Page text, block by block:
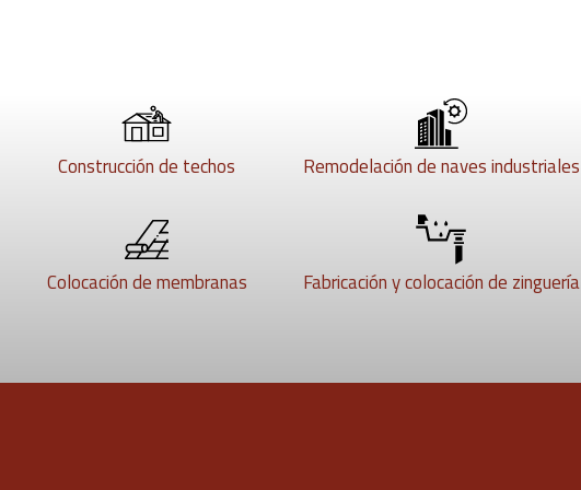
Construcción de techos Remodelación de naves industriales
Colocación de membranas Fabricación y colocación de zinguería